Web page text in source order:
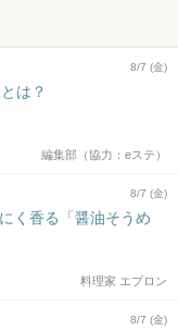
8/7 (金)
は？
編集部（協力：eステ）
8/7 (金)
く香る「醤油そうめ
料理家 エプロン
8/7 (金)